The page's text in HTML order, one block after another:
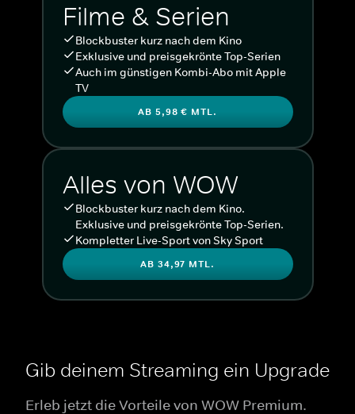
Filme & Serien
Blockbuster kurz nach dem Kino
Exklusive und preisgekrönte Top-Serien
Auch im günstigen Kombi-Abo mit Apple
TV
AB 5,98 € MTL.
Alles von WOW
Blockbuster kurz nach dem Kino.
Exklusive und preisgekrönte Top-Serien.
Kompletter Live-Sport von Sky Sport
AB 34,97 MTL.
Gib deinem Streaming ein Upgrade
Erleb jetzt die Vorteile von WOW Premium.